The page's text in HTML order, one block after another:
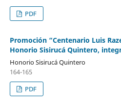
PDF
Promoción “Centenario Luis
Honorio Sisirucá Quintero,
Honorio Sisirucá Quintero
164-165
PDF